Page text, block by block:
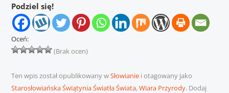
Podziel się!
Oceń:
(Brak ocen)
Ten wpis został opublikowany wSłowianiei otagowany jako
Starosłowiańska Świątynia Światła Świata,Wiara Przyrody. Dodaj